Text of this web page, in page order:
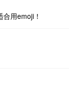
用emoji！